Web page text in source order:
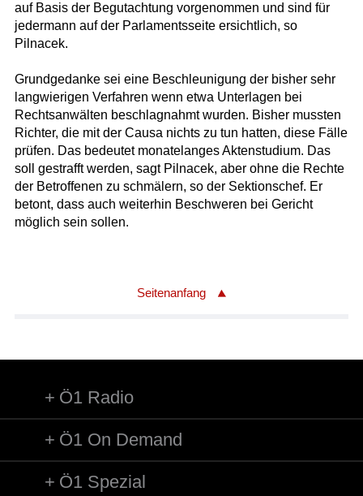
auf Basis der Begutachtung vorgenommen und sind für
jedermann auf der Parlamentsseite ersichtlich, so
Pilnacek.
Grundgedanke sei eine Beschleunigung der bisher sehr
langwierigen Verfahren wenn etwa Unterlagen bei
Rechtsanwälten beschlagnahmt wurden. Bisher mussten
Richter, die mit der Causa nichts zu tun hatten, diese Fälle
prüfen. Das bedeutet monatelanges Aktenstudium. Das
soll gestrafft werden, sagt Pilnacek, aber ohne die Rechte
der Betroffenen zu schmälern, so der Sektionschef. Er
betont, dass auch weiterhin Beschweren bei Gericht
möglich sein sollen.
Seitenanfang
Ö1 Radio
Ö1 On Demand
Ö1 Spezial